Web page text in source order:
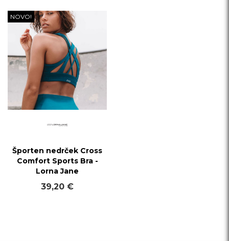
NOVO!
Športen nedrček Cross
Comfort Sports Bra -
Lorna Jane
39,20 €